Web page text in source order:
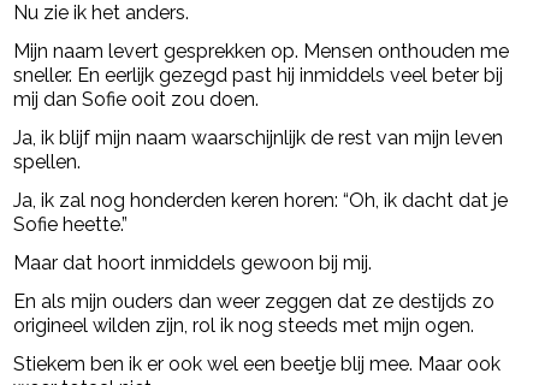
Nu zie ik het anders.
Mijn naam levert gesprekken op. Mensen onthouden me
sneller. En eerlijk gezegd past hij inmiddels veel beter bij
mij dan Sofie ooit zou doen.
Ja, ik blijf mijn naam waarschijnlijk de rest van mijn leven
spellen.
Ja, ik zal nog honderden keren horen: “Oh, ik dacht dat je
Sofie heette.”
Maar dat hoort inmiddels gewoon bij mij.
En als mijn ouders dan weer zeggen dat ze destijds zo
origineel wilden zijn, rol ik nog steeds met mijn ogen.
Stiekem ben ik er ook wel een beetje blij mee. Maar ook